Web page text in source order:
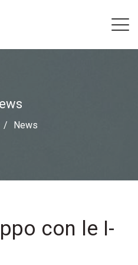
News
con le I-